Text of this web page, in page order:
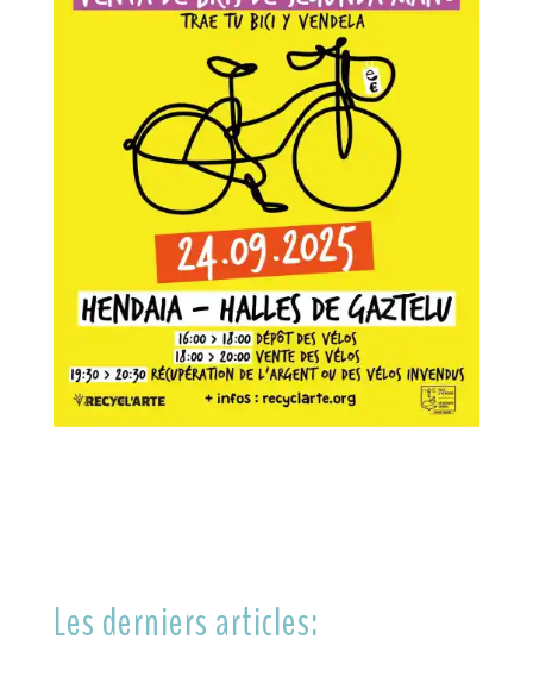
Les derniers articles: